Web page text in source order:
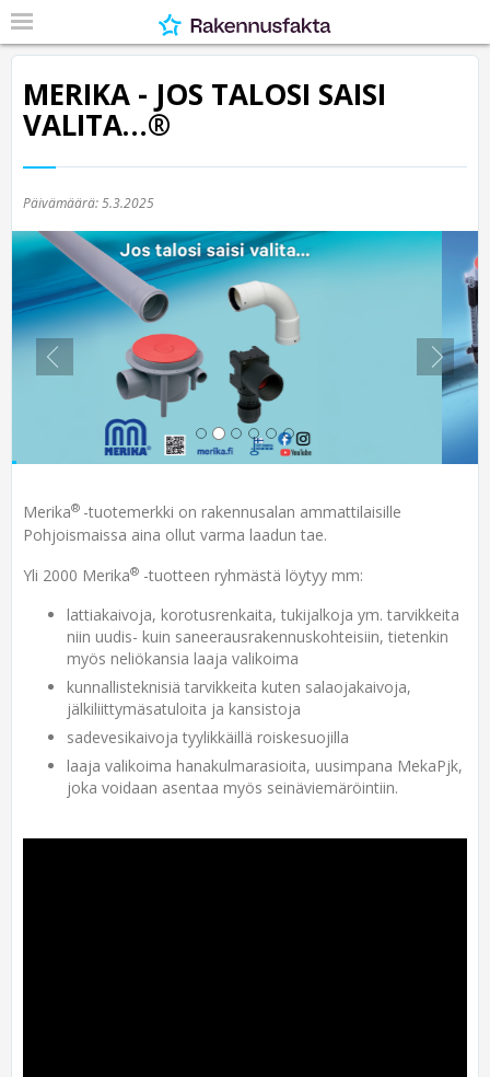
MERIKA - JOS TALOSI SAISI
VALITA…®
Päivämäärä:5.3.2025
Previous
Merika® -tuotemerkki on rakennusalan ammattilaisille
Pohjoismaissa aina ollut varma laadun tae.
Yli 2000 Merika® -tuotteen ryhmästä löytyy mm:
lattiakaivoja, korotusrenkaita, tukijalkoja ym. tarvikkeita
niin uudis- kuin saneerausrakennuskohteisiin, tietenkin
myös neliökansia laaja valikoima
kunnallisteknisiä tarvikkeita kuten salaojakaivoja,
jälkiliittymäsatuloita ja kansistoja
sadevesikaivoja tyylikkäillä roiskesuojilla
laaja valikoima hanakulmarasioita, uusimpana MekaPjk,
joka voidaan asentaa myös seinäviemäröintiin.